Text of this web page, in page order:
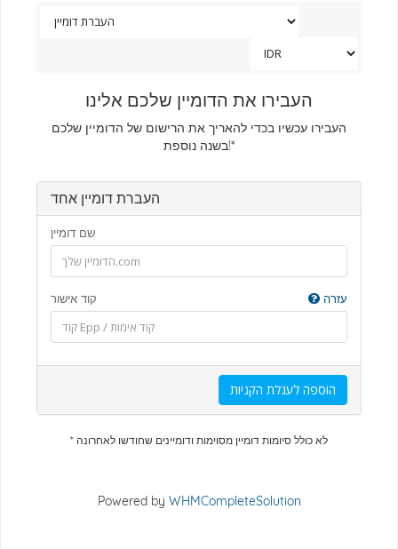
העבירו את הדומיין שלכם אלינו
העבירו עכשיו בכדי להאריך את הרישום של הדומיין שלכם
בשנה נוספת!*
העברת דומיין אחד
שם דומיין
קוד אישור עזרה
הוספה לעגלת הקניות
* לא כולל סיומות דומיין מסוימות ודומיינים שחודשו לאחרונה
Powered by WHMCompleteSolution